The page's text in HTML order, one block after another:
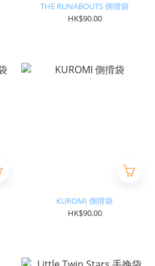
THE RUNABOUTS 側揹袋
HK$90.00
KUROMI 側揹袋
HK$90.00